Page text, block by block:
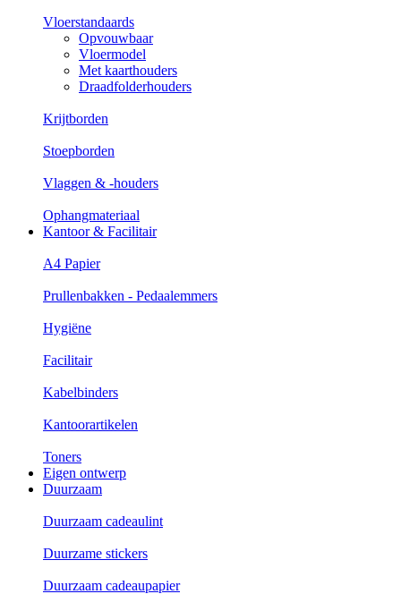
Vloerstandaards
Opvouwbaar
Vloermodel
Met kaarthouders
Draadfolderhouders
Krijtborden
Stoepborden
Vlaggen & -houders
Ophangmateriaal
Kantoor & Facilitair
A4 Papier
Prullenbakken - Pedaalemmers
Hygiëne
Facilitair
Kabelbinders
Kantoorartikelen
Toners
Eigen ontwerp
Duurzaam
Duurzaam cadeaulint
Duurzame stickers
Duurzaam cadeaupapier